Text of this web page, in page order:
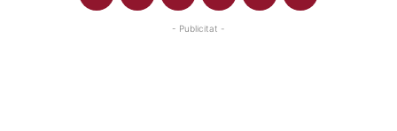
- Publicitat -